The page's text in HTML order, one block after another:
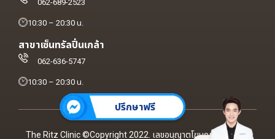
062-689-2523
10:30 – 20:30 น.
สาขาเซ็นทรัลปิ่นเกล้า
062-636-5747
10:30 – 20:30 น.
The Ritz Clinic ©Copyright 2022. เลขอนุญาตโฆษณา ฆสพ.สบส
ปรึกษาฟรี